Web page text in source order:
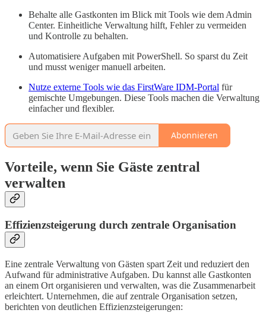
Behalte alle Gastkonten im Blick mit Tools wie dem Admin
Center. Einheitliche Verwaltung hilft, Fehler zu vermeiden
und Kontrolle zu behalten.
Automatisiere Aufgaben mit PowerShell. So sparst du Zeit
und musst weniger manuell arbeiten.
Nutze externe Tools wie das FirstWare IDM-Portal für
gemischte Umgebungen. Diese Tools machen die Verwaltung
einfacher und flexibler.
Abonnieren
Vorteile, wenn Sie Gäste zentral
verwalten
Effizienzsteigerung durch zentrale Organisation
Eine zentrale Verwaltung von Gästen spart Zeit und reduziert den
Aufwand für administrative Aufgaben. Du kannst alle Gastkonten
an einem Ort organisieren und verwalten, was die Zusammenarbeit
erleichtert. Unternehmen, die auf zentrale Organisation setzen,
berichten von deutlichen Effizienzsteigerungen: